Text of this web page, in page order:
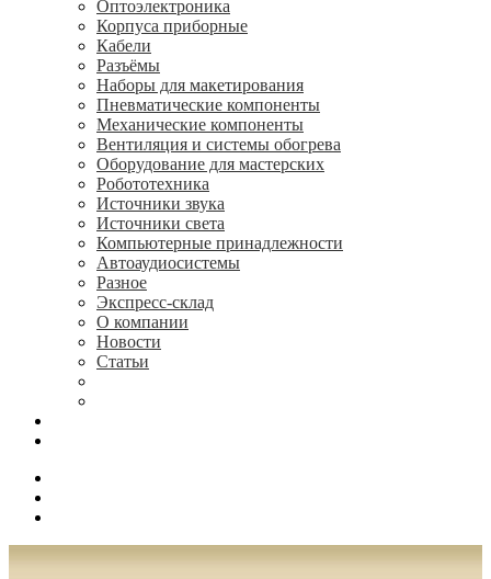
Oптоэлектроника
Корпуса приборные
Кабели
Разъёмы
Наборы для макетирования
Пневматические компоненты
Механические компоненты
Вентиляция и системы обогрева
Оборудование для мастерских
Робототехника
Источники звука
Источники света
Компьютерные принадлежности
Автоаудиосистемы
Разное
Экспресс-склад
О компании
Новости
Статьи